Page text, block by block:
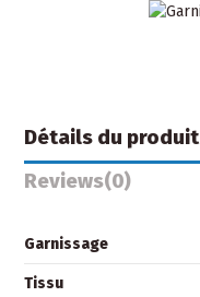
Détails du produit
Reviews(0)
Garnissage
Tissu